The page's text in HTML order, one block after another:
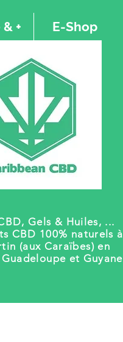
+ E-Shop
Gels & Huiles, ...
CBD 100% naturels à
(aux Caraïbes) en
et Guyane